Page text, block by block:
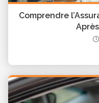
Le courtier
aux
par les
Comprendre